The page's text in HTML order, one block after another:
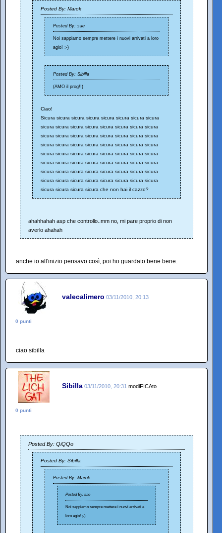
Posted By: Marok
Posted By: sae
Noi sappiamo sempre mettere i nuovi arrivati a loro
agio! ;-)
Posted By: Sibilla
(AMO il prog!!)
Ciao!
Sicura sicura sicura sicura sicura sicura sicura sicura
sicura sicura sicura sicura sicura sicura sicura sicura
sicura sicura sicura sicura sicura sicura sicura sicura
sicura sicura sicura sicura sicura sicura sicura sicura
sicura sicura sicura sicura sicura sicura sicura sicura
sicura sicura sicura sicura sicura sicura sicura sicura
sicura sicura sicura sicura sicura sicura sicura sicura
sicura sicura sicura sicura sicura sicura sicura sicura
sicura sicura sicura sicura che non hai il cazzo?
ahahhahah asp che controllo..mm no, mi pare proprio di non
averlo ahahah
anche io all'inizio pensavo così, poi ho guardato bene bene.
valecalimero 03/11/2010, 20:13
0 punti
ciao sibilla
Sibilla 03/11/2010, 20:31 modiFICAto
0 punti
Posted By: QiQQo
Posted By: Sibilla
Posted By: Marok
Posted By: sae
Noi sappiamo sempre mettere i nuovi arrivati a
loro agio! ;-)